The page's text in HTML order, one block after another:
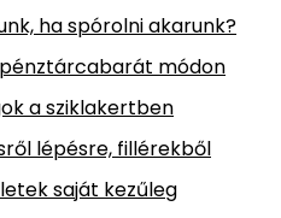
ha spórolni akarunk?
módon
a sziklakertben
lépésre, fillérekből
saját kezűleg